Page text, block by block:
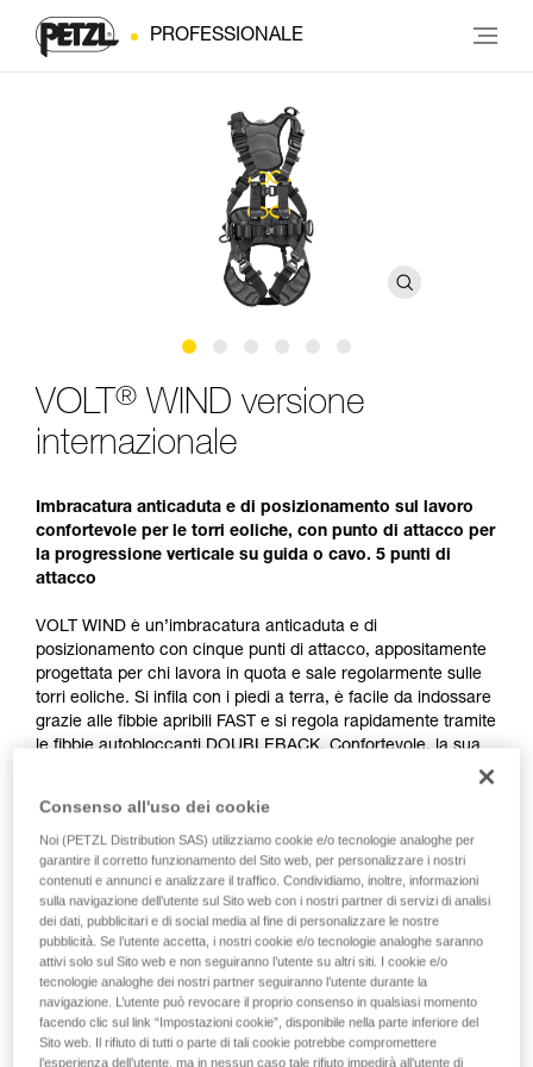
PROFESSIONALE
VOLT ® WIND versione
internazionale
Imbracatura anticaduta e di posizionamento sul lavoro
confortevole per le torri eoliche, con punto di attacco per
la progressione verticale su guida o cavo. 5 punti di
attacco
VOLT WIND è un’imbracatura anticaduta e di
posizionamento con cinque punti di attacco, appositamente
progettata per chi lavora in quota e sale regolarmente sulle
torri eoliche. Si infila con i piedi a terra, è facile da indossare
grazie alle fibbie apribili FAST e si regola rapidamente tramite
le fibbie autobloccanti DOUBLEBACK. Confortevole, la sua
LADDER CLIMB consente di collegare un carrello e
spostarsi facilmente e comodamente su guida o cavo. Le
placche di protezione, sul retro degli spallacci e della
cintura, proteggono le fettucce dall’usura legata agli
sfregamenti negli spostamenti su torri eoliche. Infine, i
portamateriali e i passanti porta utensili consentono di
organizzare e trasportare tutto il materiale necessario per i
vostri interventi.
Consenso all'uso dei cookie
Noi (PETZL Distribution SAS) utilizziamo cookie e/o tecnologie analoghe per
garantire il corretto funzionamento del Sito web, per personalizzare i nostri
contenuti e annunci e analizzare il traffico. Condividiamo, inoltre, informazioni
sulla navigazione dell’utente sul Sito web con i nostri partner di servizi di analisi
dei dati, pubblicitari e di social media al fine di personalizzare le nostre
pubblicità. Se l’utente accetta, i nostri cookie e/o tecnologie analoghe saranno
attivi solo sul Sito web e non seguiranno l’utente su altri siti. I cookie e/o
tecnologie analoghe dei nostri partner seguiranno l’utente durante la
navigazione. L’utente può revocare il proprio consenso in qualsiasi momento
facendo clic sul link “Impostazioni cookie”, disponibile nella parte inferiore del
Sito web. Il rifiuto di tutti o parte di tali cookie potrebbe compromettere
l’esperienza dell’utente, ma in nessun caso tale rifiuto impedirà all’utente di